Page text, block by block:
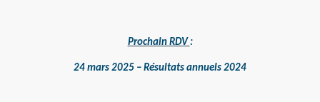
Prochain RDV :
24 mars 2025 – Résultats annuels 2024